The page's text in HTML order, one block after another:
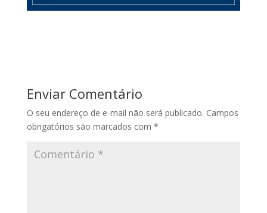
Enviar Comentário
O seu endereço de e-mail não será publicado. Campos
obrigatórios são marcados com *